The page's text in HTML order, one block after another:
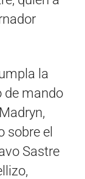
la
de mando
sobre el
Sastre